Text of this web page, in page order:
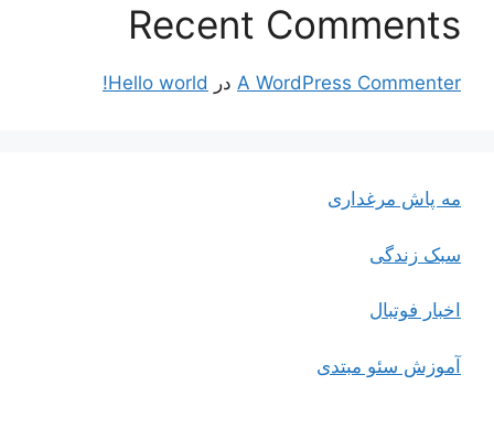
Recent Comments
A WordPress Commenter در Hello world!
مه پاش مرغداری
سبک زندگی
اخبار فوتبال
آموزش سئو مبتدی